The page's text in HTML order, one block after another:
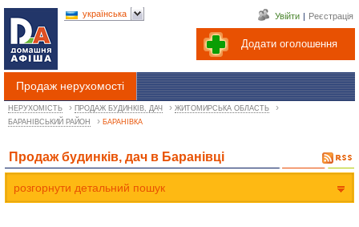
Додати оголошення
Увійти | Реєстрація
Продаж нерухомості
українська
НЕРУХОМІСТЬ › ПРОДАЖ БУДИНКІВ, ДАЧ › ЖИТОМИРСЬКА ОБЛАСТЬ ›
БАРАНІВСЬКИЙ РАЙОН › БАРАНІВКА
Продаж будинків, дач в Баранівці
розгорнути детальний пошук